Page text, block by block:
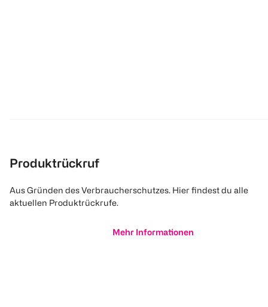
Produktrückruf
Aus Gründen des Verbraucherschutzes. Hier findest du alle
aktuellen Produktrückrufe.
Mehr Informationen